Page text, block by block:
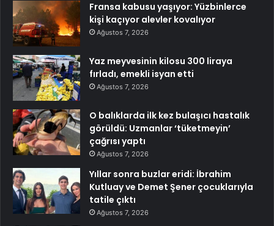
Fransa kabusu yaşıyor: Yüzbinlerce
kişi kaçıyor alevler kovalıyor
Ağustos 7, 2026
Yaz meyvesinin kilosu 300 liraya
fırladı, emekli isyan etti
Ağustos 7, 2026
O balıklarda ilk kez bulaşıcı hastalık
görüldü: Uzmanlar ‘tüketmeyin’
çağrısı yaptı
Ağustos 7, 2026
Yıllar sonra buzlar eridi: İbrahim
Kutluay ve Demet Şener çocuklarıyla
tatile çıktı
Ağustos 7, 2026